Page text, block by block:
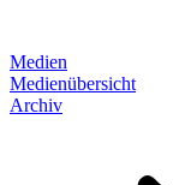
Medien
Medienübersicht
Archiv